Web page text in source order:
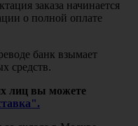
заказа начинается
о полной оплате
банк взымает
средств.
лиц вы можете